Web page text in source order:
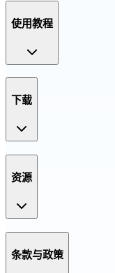
使用教程
下载
资源
条款与政策